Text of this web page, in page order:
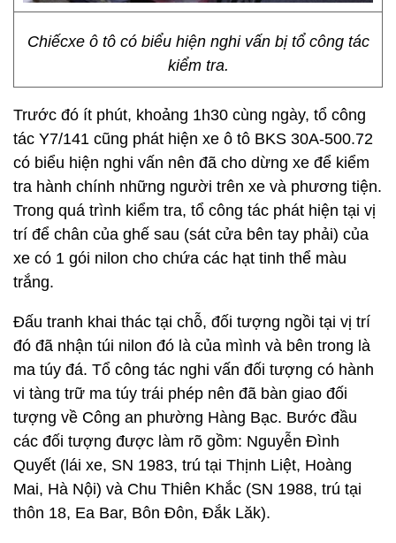
Chiếcxe ô tô có biểu hiện nghi vấn bị tổ công tác
kiểm tra.
Trước đó ít phút, khoảng 1h30 cùng ngày, tổ công
tác Y7/141 cũng phát hiện xe ô tô BKS 30A-500.72
có biểu hiện nghi vấn nên đã cho dừng xe để kiểm
tra hành chính những người trên xe và phương tiện.
Trong quá trình kiểm tra, tổ công tác phát hiện tại vị
trí để chân của ghế sau (sát cửa bên tay phải) của
xe có 1 gói nilon cho chứa các hạt tinh thể màu
trắng.
Đấu tranh khai thác tại chỗ, đối tượng ngồi tại vị trí
đó đã nhận túi nilon đó là của mình và bên trong là
ma túy đá. Tổ công tác nghi vấn đối tượng có hành
vi tàng trữ ma túy trái phép nên đã bàn giao đối
tượng về Công an phường Hàng Bạc. Bước đầu
các đối tượng được làm rõ gồm: Nguyễn Đình
Quyết (lái xe, SN 1983, trú tại Thịnh Liệt, Hoàng
Mai, Hà Nội) và Chu Thiên Khắc (SN 1988, trú tại
thôn 18, Ea Bar, Bôn Đôn, Đắk Lăk).